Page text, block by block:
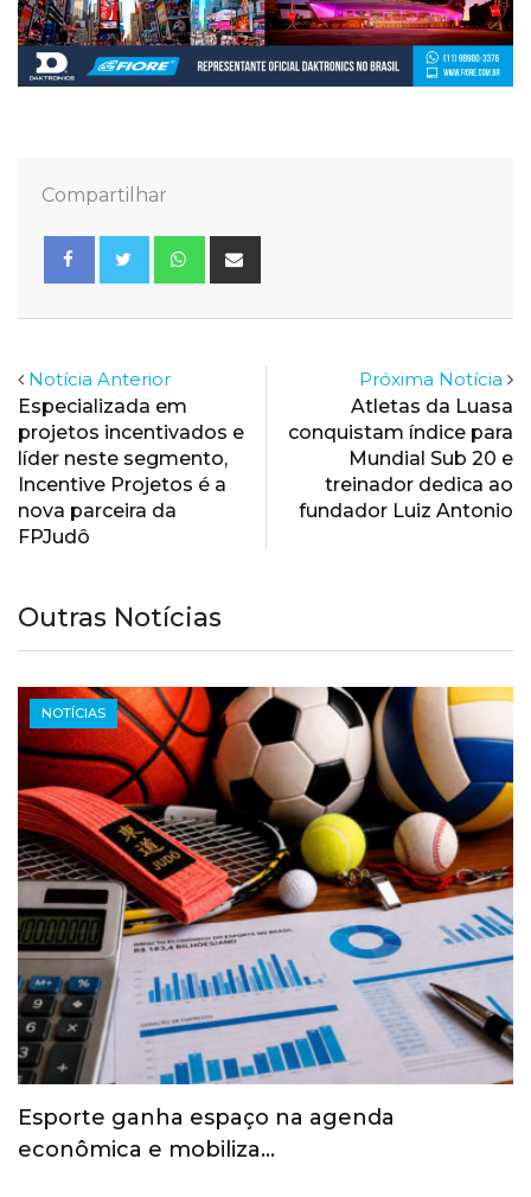
Compartilhar
Whatsapp
Notícia Anterior
Especializada em
projetos incentivados e
líder neste segmento,
Incentive Projetos é a
nova parceira da
FPJudô
Próxima Notícia
Atletas da Luasa
conquistam índice para
Mundial Sub 20 e
treinador dedica ao
fundador Luiz Antonio
Outras Notícias
NOTÍCIAS
Esporte ganha espaço na agenda
econômica e mobiliza…